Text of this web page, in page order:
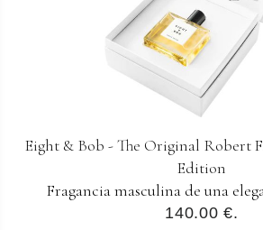
Eight & Bob - The Original Robert
Edition
Fragancia masculina de una
140.00 €.